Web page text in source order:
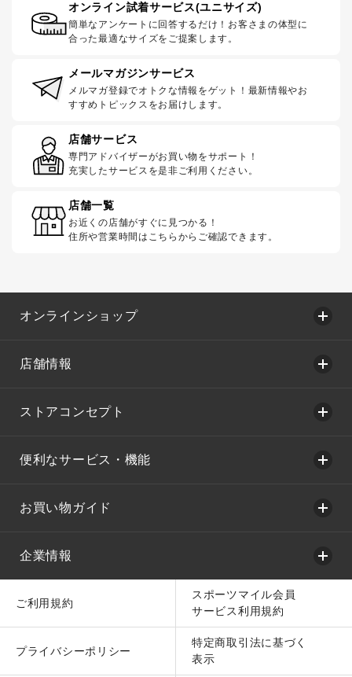
オンライン試着サービス(ユニサイズ)
簡単なアンケートに回答するだけ！お客さまの体型に
合った最適なサイズをご提案します。
メールマガジンサービス
メルマガ登録でオトクな情報をゲット！最新情報やお
すすめトピックスをお届けします。
店舗サービス
専門アドバイザーがお買い物をサポート！
充実したサービスを是非ご利用ください。
店舗一覧
お近くの店舗がすぐに見つかる！
住所や営業時間はこちらからご確認できます。
オンラインショップ
店舗情報
ストアコンセプト
便利なサービス・機能
お買い物ガイド
企業情報
ご利用規約
スポーツマイル会員
サービス利用規約
プライバシーポリシー
特定商取引法に基づく
表示